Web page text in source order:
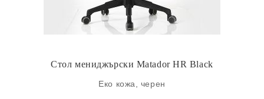
Стол мениджърски Matador HR Black
Еко кожа, черен